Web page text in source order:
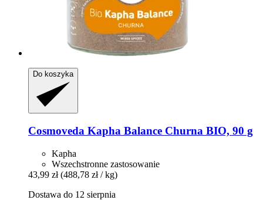
Do koszyka
Cosmoveda Kapha Balance Churna BIO, 90 g
Kapha
Wszechstronne zastosowanie
43,99 zł (488,78 zł / kg)
Dostawa do 12 sierpnia